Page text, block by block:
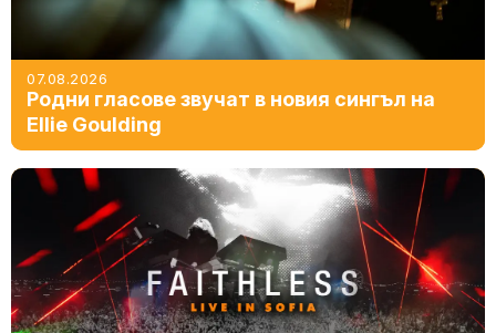
07.08.2026
Родни гласове звучат в новия сингъл на
Ellie Goulding